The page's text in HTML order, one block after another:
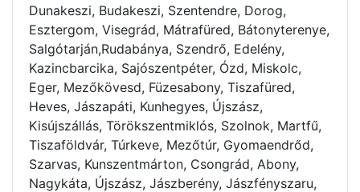
Dunakeszi, Budakeszi, Szentendre, Dorog,
Esztergom, Visegrád, Mátrafüred, Bátonyterenye,
Salgótarján,Rudabánya, Szendrő, Edelény,
Kazincbarcika, Sajószentpéter, Ózd, Miskolc,
Eger, Mezőkövesd, Füzesabony, Tiszafüred,
Heves, Jászapáti, Kunhegyes, Újszász,
Kisújszállás, Törökszentmiklós, Szolnok, Martfű,
Tiszaföldvár, Túrkeve, Mezőtúr, Gyomaendrőd,
Szarvas, Kunszentmárton, Csongrád, Abony,
Nagykáta, Újszász, Jászberény, Jászfényszaru,